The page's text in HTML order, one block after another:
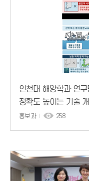
인천대 해양학과 연
정확도 높이는 기술
홍보과 258